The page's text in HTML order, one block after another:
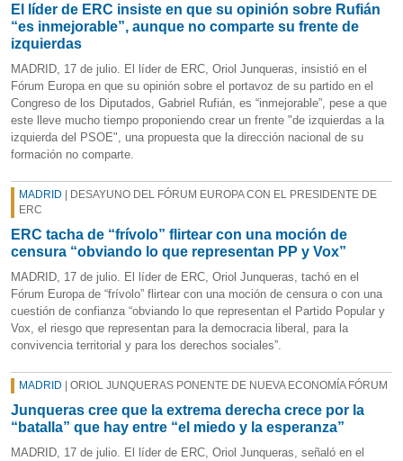
El líder de ERC insiste en que su opinión sobre Rufián
“es inmejorable”, aunque no comparte su frente de
izquierdas
MADRID, 17 de julio. El líder de ERC, Oriol Junqueras, insistió en el
Fórum Europa en que su opinión sobre el portavoz de su partido en el
Congreso de los Diputados, Gabriel Rufián, es “inmejorable”, pese a que
este lleve mucho tiempo proponiendo crear un frente "de izquierdas a la
izquierda del PSOE", una propuesta que la dirección nacional de su
formación no comparte.
MADRID | DESAYUNO DEL FÓRUM EUROPA CON EL PRESIDENTE DE
ERC
ERC tacha de “frívolo” flirtear con una moción de
censura “obviando lo que representan PP y Vox”
MADRID, 17 de julio. El líder de ERC, Oriol Junqueras, tachó en el
Fórum Europa de “frívolo” flirtear con una moción de censura o con una
cuestión de confianza “obviando lo que representan el Partido Popular y
Vox, el riesgo que representan para la democracia liberal, para la
convivencia territorial y para los derechos sociales”.
MADRID | ORIOL JUNQUERAS PONENTE DE NUEVA ECONOMÍA FÓRUM
Junqueras cree que la extrema derecha crece por la
“batalla” que hay entre “el miedo y la esperanza”
MADRID, 17 de julio. El líder de ERC, Oriol Junqueras, señaló en el